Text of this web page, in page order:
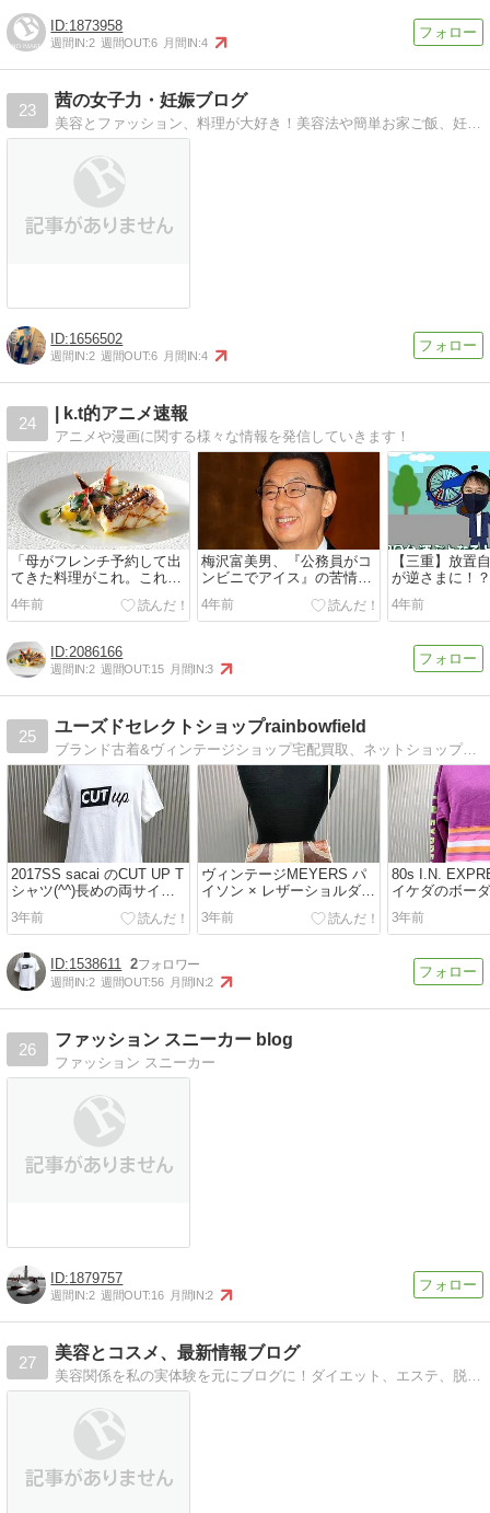
1873958
週間IN:2 週間OUT:6 月間IN:4
23
茜の女子力・妊娠ブログ
美容とファッション、料理が大好き！美容法や簡単お家ご飯、妊娠についての情報を皆と共有できたらと思っています。
1656502
週間IN:2 週間OUT:6 月間IN:4
24
| k.t的アニメ速報
アニメや漫画に関する様々な情報を発信していきます！
「母がフレンチ予約して出
てきた料理がこれ。これを
美味しい言って食べる初老
悲しすぎんよ。。」
4年前
梅沢富美男、『公務員がコ
ンビニでアイス』の苦情に
激怒！！
4年前
【三重】放置
が逆さまに！
り通報も、、、
4年前
2086166
週間IN:2 週間OUT:15 月間IN:3
25
ユーズドセレクトショップrainbowfield
ブランド古着&ヴィンテージショップ宅配買取、ネットショップあり。古着、万年筆、インテリア、オルゴール、地球儀...
2017SS sacai のCUT UP T
シャツ(^^)長めの両サイド
ジップ仕様です。...
3年前
ヴィンテージMEYERS パ
イソン × レザーショルダー
バッグ(^^)USA製です。...
3年前
80s I.N.
イケダのボー
ト(^^)国内正
3年前
1538611 2
週間IN:2 週間OUT:56 月間IN:2
26
ファッション スニーカー blog
ファッション スニーカー
1879757
週間IN:2 週間OUT:16 月間IN:2
27
美容とコスメ、最新情報ブログ
美容関係を私の実体験を元にブログに！ダイエット、エステ、脱毛、コスメなど、最新の情報とともにお勧めの商品をご紹介！